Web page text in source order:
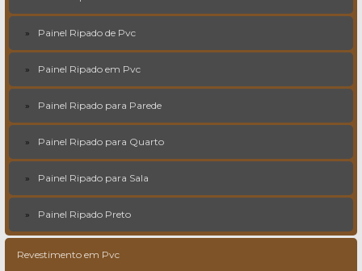
Painel Ripado de Pvc
Painel Ripado em Pvc
Painel Ripado para Parede
Painel Ripado para Quarto
Painel Ripado para Sala
Painel Ripado Preto
Revestimento em Pvc